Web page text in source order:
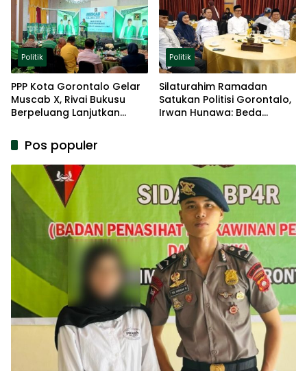
Politik
PPP Kota Gorontalo Gelar
Muscab X, Rivai Bukusu
Berpeluang Lanjutkan
Politik
Silaturahim Ramadan
Satukan Politisi Gorontalo,
Irwan Hunawa: Beda
Pos populer